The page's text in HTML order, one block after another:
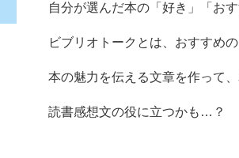
自分が選んだ本の「好き」「お
ビブリオトークとは、おすすめ
本の魅力を伝える文章を作って
読書感想文の役に立つかも…？